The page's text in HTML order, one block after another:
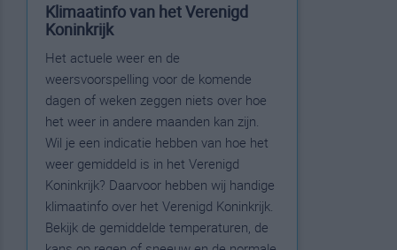
Klimaatinfo van het Verenigd
Koninkrijk
Het actuele weer en de
weersvoorspelling voor de komende
dagen of weken zeggen niets over hoe
het weer in andere maanden kan zijn.
Wil je een indicatie hebben van hoe het
weer gemiddeld is in het Verenigd
Koninkrijk? Daarvoor hebben wij handige
klimaatinfo over het Verenigd Koninkrijk.
Bekijk de gemiddelde temperaturen, de